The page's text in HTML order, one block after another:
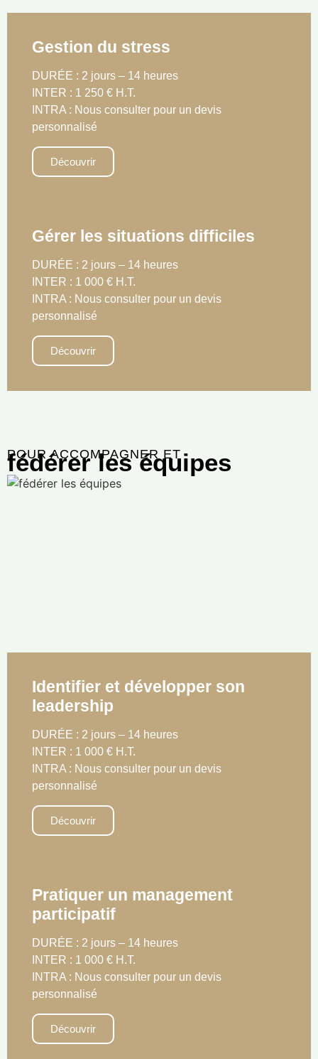
Gestion du stress
DURÉE : 2 jours – 14 heures
INTER : 1 250 € H.T.
INTRA : Nous consulter pour un devis
personnalisé
Découvrir
Gérer les situations difficiles
DURÉE : 2 jours – 14 heures
INTER : 1 000 € H.T.
INTRA : Nous consulter pour un devis
personnalisé
Découvrir
POUR ACCOMPAGNER ET
fédérer les équipes
Pratiquer un management
participatif
DURÉE : 2 jours – 14 heures
INTER : 1 000 € H.T.
INTRA : Nous consulter pour un devis
personnalisé
Découvrir
Identifier et développer son
leadership
DURÉE : 2 jours – 14 heures
INTER : 1 000 € H.T.
INTRA : Nous consulter pour un devis
personnalisé
Découvrir